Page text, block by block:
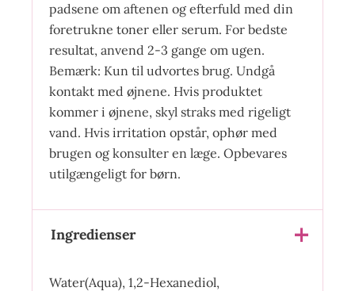
padsene om aftenen og efterfuld med din
foretrukne toner eller serum. For bedste
resultat, anvend 2-3 gange om ugen.
Bemærk: Kun til udvortes brug. Undgå
kontakt med øjnene. Hvis produktet
kommer i øjnene, skyl straks med rigeligt
vand. Hvis irritation opstår, ophør med
brugen og konsulter en læge. Opbevares
utilgængeligt for børn.
Ingredienser
Water(Aqua), 1,2-Hexanediol,